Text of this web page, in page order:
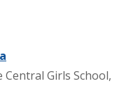
Central Girls School,